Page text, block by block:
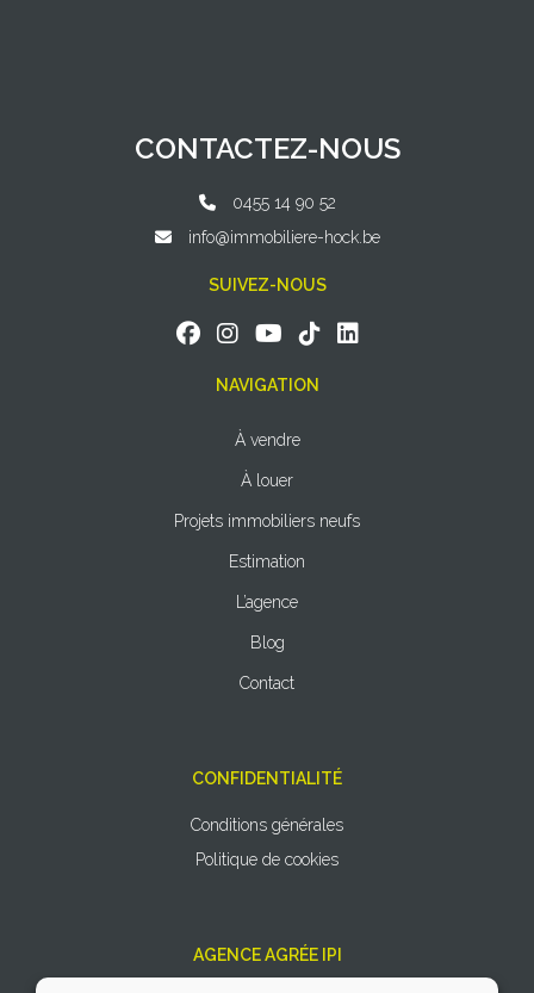
CONTACTEZ-NOUS
0455 14 90 52
info@immobiliere-hock.be
SUIVEZ-NOUS
NAVIGATION
À vendre
À louer
Projets immobiliers neufs
Estimation
L’agence
Blog
Contact
CONFIDENTIALITÉ
Conditions générales
Politique de cookies
AGENCE AGRÉE IPI